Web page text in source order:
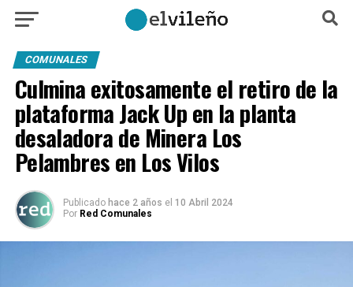
COMUNALES
Culmina exitosamente el retiro de la
plataforma Jack Up en la planta
desaladora de Minera Los
Pelambres en Los Vilos
Publicado hace 2 años el 10 Abril 2024
Por Red Comunales